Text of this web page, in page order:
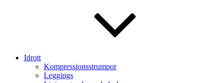
Idrott
Kompressionsstrumpor
Leggings